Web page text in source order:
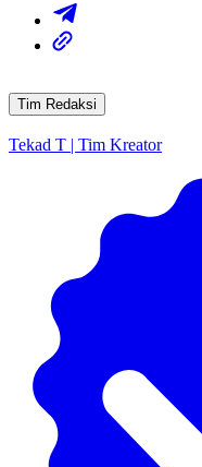
Tim Redaksi
Tekad T | Tim Kreator